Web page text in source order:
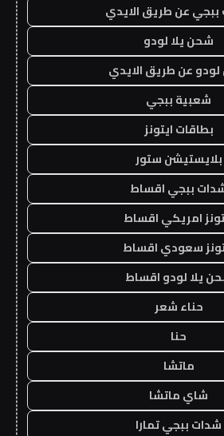
عن طريق الايدي
شحن يلا لودو
عن طريق الايدي
شعبية ببجي
بطاقات ايتونز
بلايستيشن ستور
ببجي اقساط
امريكي اقساط
سعودي اقساط
يلا لودو اقساط
حناء شعر
حنا
ماتشا
شاي ماتشا
شدات ببجي تمارا